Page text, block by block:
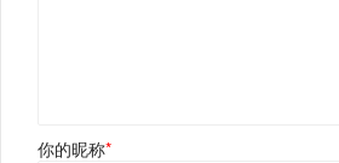
你的昵称*